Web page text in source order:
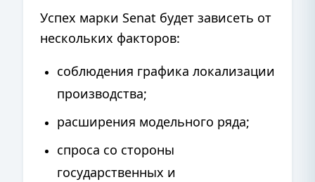
Успех марки Senat будет зависеть от
нескольких факторов:
соблюдения графика локализации
производства;
расширения модельного ряда;
спроса со стороны
государственных и